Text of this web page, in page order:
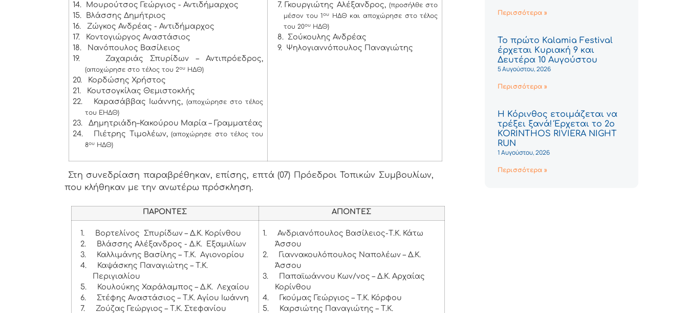
14.
Μουρούτσος Γεώργιος - Αντιδήμαρχος
15.
Βλάσσης Δημήτριος
16.
Ζώγκος Ανδρέας - Αντιδήμαρχος
17.
Κοντογιώργος Αναστάσιος
18.
Νανόπουλος Βασίλειος
19.
Ζαχαριάς Σπυρίδων – Αντιπρόεδρος,
(αποχώρησε στο τέλος του 2ουΗΔΘ)
20.
Κορδώσης Χρήστος
21.
Κουτσογκίλας Θεμιστοκλής
22.
Καρασάββας Ιωάννης, (αποχώρησε στο τέλος
του ΕΗΔΘ)
23.
Δημητριάδη–Κακούρου Μαρία – Γραμματέας
24.
Πιέτρης Τιμολέων,(αποχώρησε στο τέλος του
8ουΗΔΘ)
7. Γκουργιώτης Αλέξανδρος, (προσήλθε στο
μέσον του 1ου
ΗΔΘ και αποχώρησε στο τέλος
του 20ουΗΔΘ)
8. Σούκουλης Ανδρέας
9. Ψηλογιαννόπουλος Παναγιώτης
Στη συνεδρίαση παραβρέθηκαν, επίσης, επτά (07) Πρόεδροι Τοπικών Συμβουλίων,
που κλήθηκαν με την ανωτέρω πρόσκληση.
ΠΑΡΟΝΤΕΣ ΑΠΟΝΤΕΣ
1.
Βορτελίνος Σπυρίδων – Δ.Κ. Κορίνθου
2.
Βλάσσης Αλέξανδρος - Δ.Κ. Εξαμιλίων
3.
Καλλιμάνης Βασίλης – Τ.Κ. Αγιονορίου
4.
Καψάσκης Παναγιώτης – Τ.Κ.
Περιγιαλίου
5.
Κουλούκης Χαράλαμπος – Δ.Κ. Λεχαίου
6.
Στέφης Αναστάσιος – Τ.Κ. Αγίου Ιωάννη
7.
Ζούζας Γεώργιος – Τ.Κ. Στεφανίου
1.
Ανδριανόπουλος Βασίλειος-Τ.Κ. Κάτω
Άσσου
2.
Γιαννακουλόπουλος Ναπολέων – Δ.Κ.
Άσσου
3.
Παπαϊωάννου Κων/νος – Δ.Κ. Αρχαίας
Κορίνθου
4.
Γκούμας Γεώργιος – Τ.Κ. Κόρφου
5.
Καρσιώτης Παναγιώτης – Τ.Κ.
Περισσότερα »
Το πρώτο Kalamia Festival
έρχεται Κυριακή 9 και
Δευτέρα 10 Αυγούστου
5 Αυγούστου, 2026
Περισσότερα »
Η Κόρινθος ετοιμάζεται να
τρέξει ξανά! Έρχεται το 2ο
KORINTHOS RIVIERA NIGHT
RUN
1 Αυγούστου, 2026
Περισσότερα »